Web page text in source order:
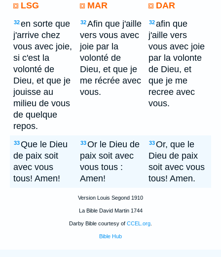
LSG MAR DAR
32en sorte que
j'arrive chez
vous avec joie,
si c'est la
volonté de
Dieu, et que je
jouisse au
milieu de vous
de quelque
repos.
32Afin que j'aille
vers vous avec
joie par la
volonté de
Dieu, et que je
me récrée avec
vous.
32afin que
j'aille vers
vous avec joie
par la volonte
de Dieu, et
que je me
recree avec
vous.
33Que le Dieu
de paix soit
avec vous
tous! Amen!
33Or le Dieu de
paix soit avec
vous tous :
Amen!
33Or, que le
Dieu de paix
soit avec vous
tous! Amen.
Version Louis Segond 1910
La Bible David Martin 1744
Darby Bible courtesy of CCEL.org
Bible Hub